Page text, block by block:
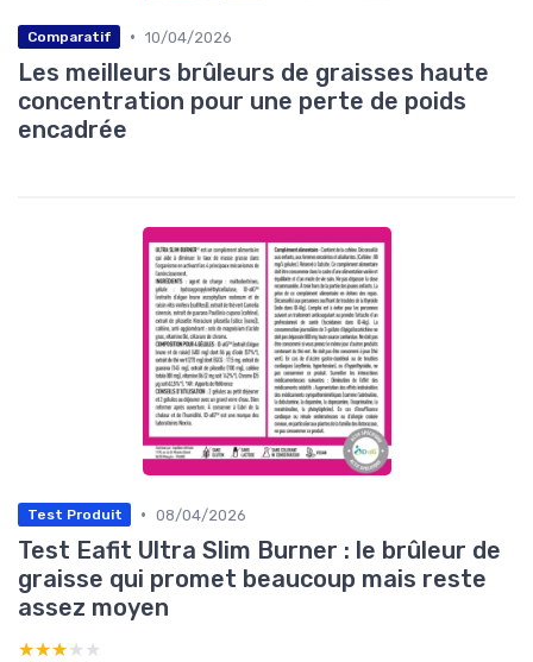
Comparatif • 10/04/2026
Les meilleurs brûleurs de graisses haute
concentration pour une perte de poids
encadrée
Test Produit • 08/04/2026
Test Eafit Ultra Slim Burner : le brûleur de
graisse qui promet beaucoup mais reste
assez moyen
★★★★★
★★★★★